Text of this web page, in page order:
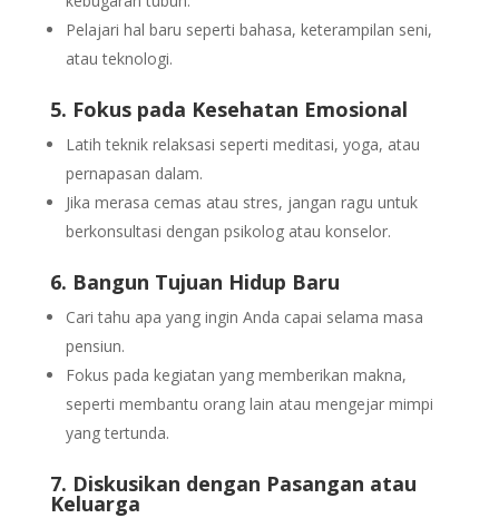
Pelajari hal baru seperti bahasa, keterampilan seni,
atau teknologi.
5. Fokus pada Kesehatan Emosional
Latih teknik relaksasi seperti meditasi, yoga, atau
pernapasan dalam.
Jika merasa cemas atau stres, jangan ragu untuk
berkonsultasi dengan psikolog atau konselor.
6. Bangun Tujuan Hidup Baru
Cari tahu apa yang ingin Anda capai selama masa
pensiun.
Fokus pada kegiatan yang memberikan makna,
seperti membantu orang lain atau mengejar mimpi
yang tertunda.
7. Diskusikan dengan Pasangan atau
Keluarga